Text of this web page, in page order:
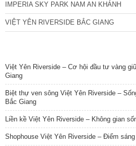
IMPERIA SKY PARK NAM AN KHÁNH
VIỆT YÊN RIVERSIDE BẮC GIANG
Việt Yên Riverside – Cơ hội đầu tư vàng
Giang
Biệt thự ven sông Việt Yên Riverside –
Bắc Giang
Liền kề Việt Yên Riverside – Không gian
Shophouse Việt Yên Riverside – Điểm